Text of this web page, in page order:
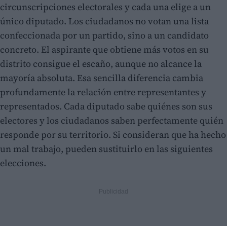
circunscripciones electorales y cada una elige a un
único diputado. Los ciudadanos no votan una lista
confeccionada por un partido, sino a un candidato
concreto. El aspirante que obtiene más votos en su
distrito consigue el escaño, aunque no alcance la
mayoría absoluta. Esa sencilla diferencia cambia
profundamente la relación entre representantes y
representados. Cada diputado sabe quiénes son sus
electores y los ciudadanos saben perfectamente quién
responde por su territorio. Si consideran que ha hecho
un mal trabajo, pueden sustituirlo en las siguientes
elecciones.